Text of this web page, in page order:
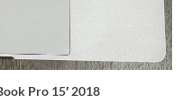
Pro 15′ 2018